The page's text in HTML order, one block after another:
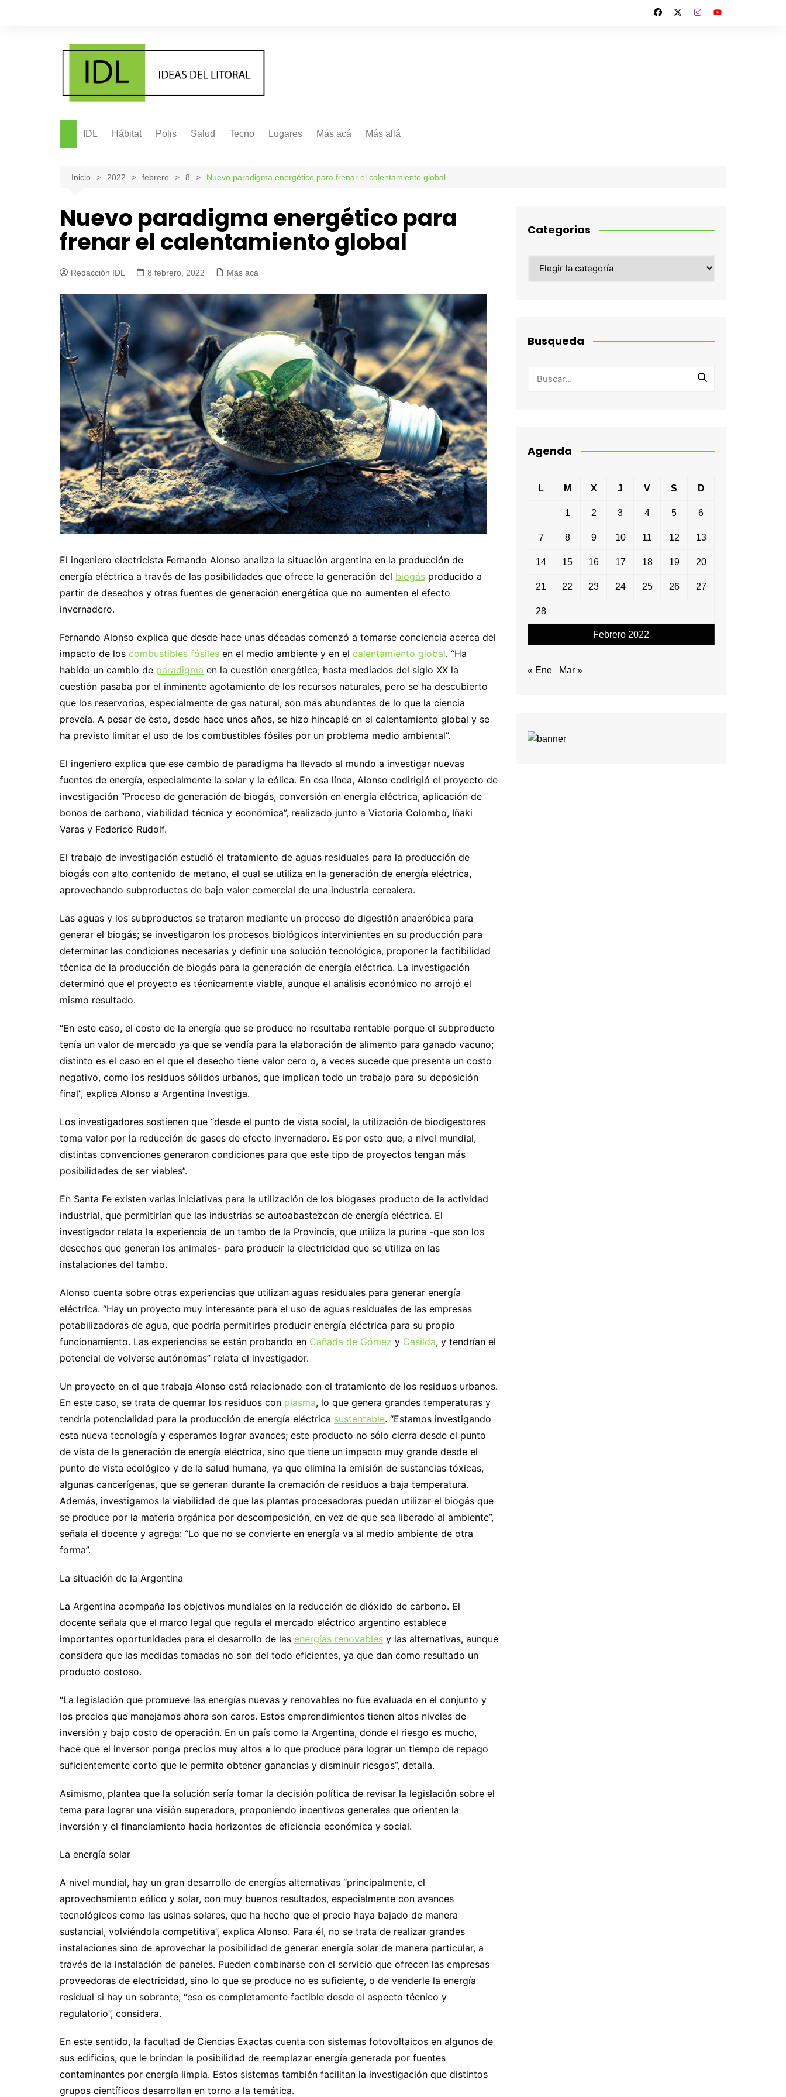
IDL Hábitat Polis Salud Tecno Lugares Más acá Más allá
Internacionales Más allá
Inicio 2022 febrero 8 Nuevo paradigma energético para frenar el calentamiento global
Nuevo paradigma energético para
frenar el calentamiento global
Redacción IDL 8 febrero, 2022 Más acá
El ingeniero electricista Fernando Alonso analiza la situación argentina en la producción de
energía eléctrica a través de las posibilidades que ofrece la generación del biogás producido a
partir de desechos y otras fuentes de generación energética que no aumenten el efecto
invernadero.
Fernando Alonso explica que desde hace unas décadas comenzó a tomarse conciencia acerca del
impacto de los combustibles fósiles en el medio ambiente y en el calentamiento global. “Ha
habido un cambio de paradigma en la cuestión energética; hasta mediados del siglo XX la
cuestión pasaba por el inminente agotamiento de los recursos naturales, pero se ha descubierto
que los reservorios, especialmente de gas natural, son más abundantes de lo que la ciencia
preveía. A pesar de esto, desde hace unos años, se hizo hincapié en el calentamiento global y se
ha previsto limitar el uso de los combustibles fósiles por un problema medio ambiental”.
El ingeniero explica que ese cambio de paradigma ha llevado al mundo a investigar nuevas
fuentes de energía, especialmente la solar y la eólica. En esa línea, Alonso codirigió el proyecto de
investigación “Proceso de generación de biogás, conversión en energía eléctrica, aplicación de
bonos de carbono, viabilidad técnica y económica”, realizado junto a Victoria Colombo, Iñaki
Varas y Federico Rudolf.
El trabajo de investigación estudió el tratamiento de aguas residuales para la producción de
biogás con alto contenido de metano, el cual se utiliza en la generación de energía eléctrica,
aprovechando subproductos de bajo valor comercial de una industria cerealera.
Las aguas y los subproductos se trataron mediante un proceso de digestión anaeróbica para
generar el biogás; se investigaron los procesos biológicos intervinientes en su producción para
determinar las condiciones necesarias y definir una solución tecnológica, proponer la factibilidad
técnica de la producción de biogás para la generación de energía eléctrica. La investigación
determinó que el proyecto es técnicamente viable, aunque el análisis económico no arrojó el
mismo resultado.
“En este caso, el costo de la energía que se produce no resultaba rentable porque el subproducto
tenía un valor de mercado ya que se vendía para la elaboración de alimento para ganado vacuno;
distinto es el caso en el que el desecho tiene valor cero o, a veces sucede que presenta un costo
negativo, como los residuos sólidos urbanos, que implican todo un trabajo para su deposición
final”, explica Alonso a Argentina Investiga.
Los investigadores sostienen que “desde el punto de vista social, la utilización de biodigestores
toma valor por la reducción de gases de efecto invernadero. Es por esto que, a nivel mundial,
distintas convenciones generaron condiciones para que este tipo de proyectos tengan más
posibilidades de ser viables”.
En Santa Fe existen varias iniciativas para la utilización de los biogases producto de la actividad
industrial, que permitirían que las industrias se autoabastezcan de energía eléctrica. El
investigador relata la experiencia de un tambo de la Provincia, que utiliza la purina -que son los
desechos que generan los animales- para producir la electricidad que se utiliza en las
instalaciones del tambo.
Alonso cuenta sobre otras experiencias que utilizan aguas residuales para generar energía
eléctrica. “Hay un proyecto muy interesante para el uso de aguas residuales de las empresas
potabilizadoras de agua, que podría permitirles producir energía eléctrica para su propio
funcionamiento. Las experiencias se están probando en Cañada de Gómez y Casilda, y tendrían el
potencial de volverse autónomas” relata el investigador.
Un proyecto en el que trabaja Alonso está relacionado con el tratamiento de los residuos urbanos.
En este caso, se trata de quemar los residuos con plasma, lo que genera grandes temperaturas y
tendría potencialidad para la producción de energía eléctrica sustentable. “Estamos investigando
esta nueva tecnología y esperamos lograr avances; este producto no sólo cierra desde el punto
de vista de la generación de energía eléctrica, sino que tiene un impacto muy grande desde el
punto de vista ecológico y de la salud humana, ya que elimina la emisión de sustancias tóxicas,
algunas cancerígenas, que se generan durante la cremación de residuos a baja temperatura.
Además, investigamos la viabilidad de que las plantas procesadoras puedan utilizar el biogás que
se produce por la materia orgánica por descomposición, en vez de que sea liberado al ambiente”,
señala el docente y agrega: “Lo que no se convierte en energía va al medio ambiente de otra
forma”.
La situación de la Argentina
La Argentina acompaña los objetivos mundiales en la reducción de dióxido de carbono. El
docente señala que el marco legal que regula el mercado eléctrico argentino establece
importantes oportunidades para el desarrollo de las energías renovables y las alternativas, aunque
considera que las medidas tomadas no son del todo eficientes, ya que dan como resultado un
producto costoso.
“La legislación que promueve las energías nuevas y renovables no fue evaluada en el conjunto y
los precios que manejamos ahora son caros. Estos emprendimientos tienen altos niveles de
inversión y bajo costo de operación. En un país como la Argentina, donde el riesgo es mucho,
hace que el inversor ponga precios muy altos a lo que produce para lograr un tiempo de repago
suficientemente corto que le permita obtener ganancias y disminuir riesgos”, detalla.
Asimismo, plantea que la solución sería tomar la decisión política de revisar la legislación sobre el
tema para lograr una visión superadora, proponiendo incentivos generales que orienten la
inversión y el financiamiento hacia horizontes de eficiencia económica y social.
La energía solar
A nivel mundial, hay un gran desarrollo de energías alternativas “principalmente, el
aprovechamiento eólico y solar, con muy buenos resultados, especialmente con avances
tecnológicos como las usinas solares, que ha hecho que el precio haya bajado de manera
sustancial, volviéndola competitiva”, explica Alonso. Para él, no se trata de realizar grandes
instalaciones sino de aprovechar la posibilidad de generar energía solar de manera particular, a
través de la instalación de paneles. Pueden combinarse con el servicio que ofrecen las empresas
proveedoras de electricidad, sino lo que se produce no es suficiente, o de venderle la energía
residual si hay un sobrante; “eso es completamente factible desde el aspecto técnico y
regulatorio”, considera.
En este sentido, la facultad de Ciencias Exactas cuenta con sistemas fotovoltaicos en algunos de
sus edificios, que le brindan la posibilidad de reemplazar energía generada por fuentes
contaminantes por energía limpia. Estos sistemas también facilitan la investigación que distintos
grupos científicos desarrollan en torno a la temática.
Categorias
Busqueda
Agenda
Febrero 2022
L M X J V S D
1 2 3 4 5 6
7 8 9 10 11 12 13
14 15 16 17 18 19 20
21 22 23 24 25 26 27
28
« Ene Mar »